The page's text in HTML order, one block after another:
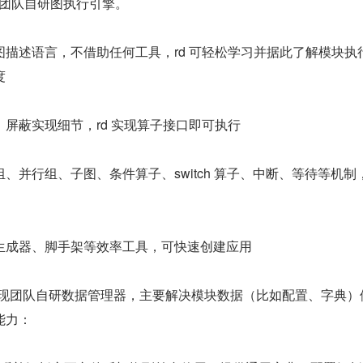
述语言，不借助任何工具，rd 可轻松学习并据此了解模块执
蔽实现细节，rd 实现算子接口即可执行
并行组、子图、条件算子、switch 算子、中断、等待等机制
成器、脚手架等效率工具，可快速创建应用
团队自研数据管理器，主要解决模块数据（比如配置、字典）
：